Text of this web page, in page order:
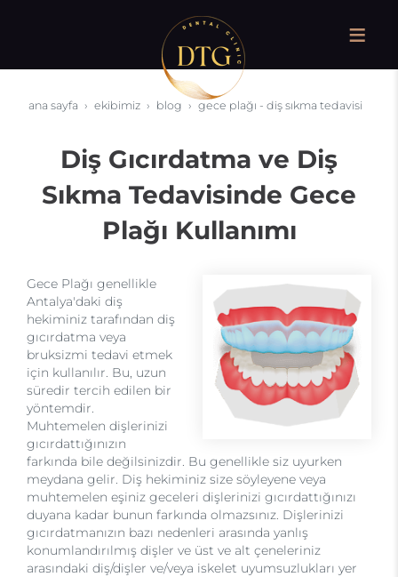
ana sayfa ekibimiz blog gece plağı - diş sıkma tedavisi
Diş Gıcırdatma ve Diş
Sıkma Tedavisinde Gece
Plağı Kullanımı
Gece Plağı genellikle
Antalya'daki diş
hekiminiz tarafından diş
gıcırdatma veya
bruksizmi tedavi etmek
için kullanılır. Bu, uzun
süredir tercih edilen bir
yöntemdir.
Muhtemelen dişlerinizi
gıcırdattığınızın
farkında bile değilsinizdir. Bu genellikle siz uyurken
meydana gelir. Diş hekiminiz size söyleyene veya
muhtemelen eşiniz geceleri dişlerinizi gıcırdattığınızı
duyana kadar bunun farkında olmazsınız. Dişlerinizi
gıcırdatmanızın bazı nedenleri arasında yanlış
konumlandırılmış dişler ve üst ve alt çeneleriniz
arasındaki diş/dişler ve/veya iskelet uyumsuzlukları yer